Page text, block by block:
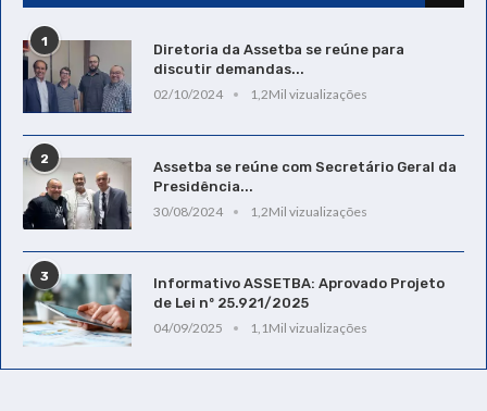
1
Diretoria da Assetba se reúne para
discutir demandas...
02/10/2024
1,2Mil vizualizações
2
Assetba se reúne com Secretário Geral da
Presidência...
30/08/2024
1,2Mil vizualizações
3
Informativo ASSETBA: Aprovado Projeto
de Lei nº 25.921/2025
04/09/2025
1,1Mil vizualizações